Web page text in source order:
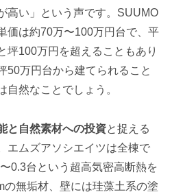
高い」という声です。SUUMO
価は約70万〜100万円台で、平
坪100万円を超えることもあり
50万円台から建てられること
自然なことでしょう。
と自然素材への投資と捉える
エムズアソシエイツは全棟で
0.3台という超高気密高断熱を
無垢材、壁には珪藻土系の塗